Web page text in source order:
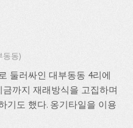
동동)
둘러싸인 대부동동 4리에
까지 재래방식을 고집하며
기도 했다. 옹기타일을 이용